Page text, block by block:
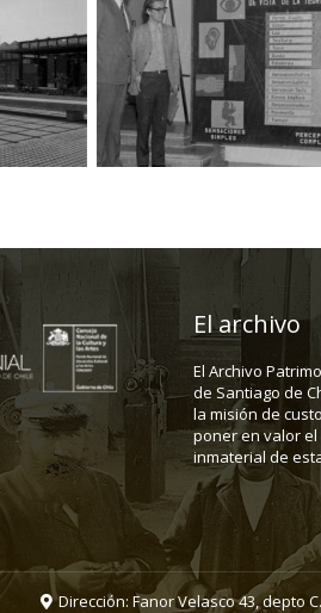
El archivo
El Archivo
de Santiago de
la misión de
poner en valor
inmaterial de
Dirección: Fanor Velasco 43, depto